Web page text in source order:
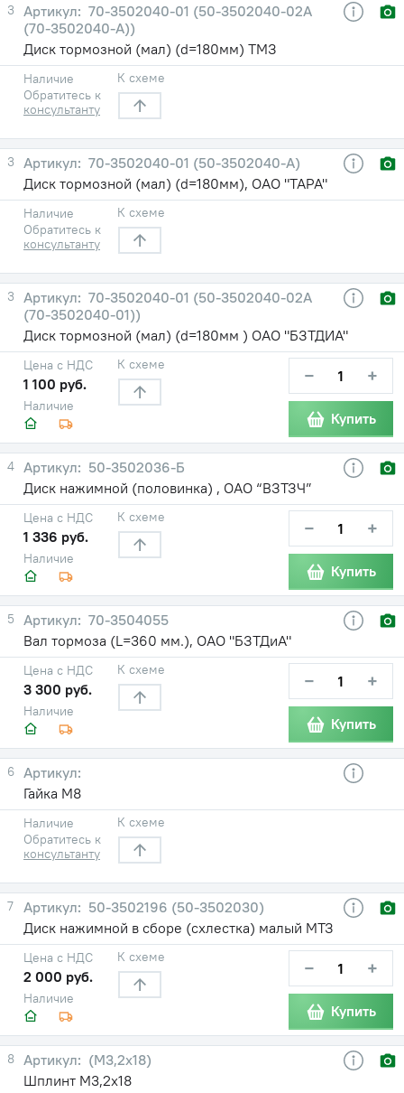
3
70-3502040-01 (50-3502040-02А
(70-3502040-А))
Диск тормозной (мал) (d=180мм) ТМЗ
Наличие
Обратитесь к
консультанту
К схеме
3
70-3502040-01 (50-3502040-А)
Диск тормозной (мал) (d=180мм), ОАО "ТАРА"
Наличие
Обратитесь к
консультанту
К схеме
3
70-3502040-01 (50-3502040-02А
(70-3502040-01))
Диск тормозной (мал) (d=180мм ) ОАО "БЗТДИА"
Наличие
Цена с НДС
1 100 руб.
К схеме − +
Купить
4
50-3502036-Б
Диск нажимной (половинка) , ОАО “ВЗТЗЧ”
Наличие
Цена с НДС
1 336 руб.
К схеме − +
Купить
5
70-3504055
Вал тормоза (L=360 мм.), ОАО "БЗТДиА"
Наличие
Цена с НДС
3 300 руб.
К схеме − +
Купить
6
Гайка М8
Наличие
Обратитесь к
консультанту
К схеме
7
50-3502196 (50-3502030)
Диск нажимной в сборе (схлестка) малый МТЗ
Наличие
Цена с НДС
2 000 руб.
К схеме − +
Купить
8
(М3,2х18)
Шплинт М3,2х18